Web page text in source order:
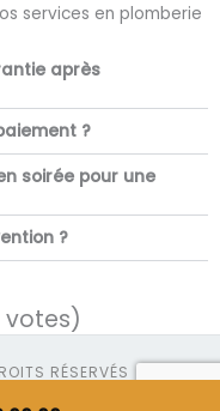
services en plomberie
après
?
soirée pour une
?
votes)
RÉSERVÉS